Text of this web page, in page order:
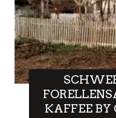
KAFFEE BY